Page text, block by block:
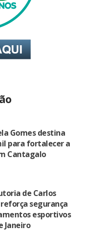
Gomes destina
para fortalecer a
Cantagalo
de Carlos
segurança
esportivos
Janeiro